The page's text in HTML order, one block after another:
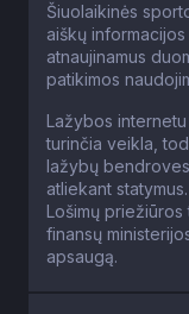
Šiuolaikinės
aiškų
atnaujinamus
patikimos
Lažybos
turinčia veikla,
lažybų
atliekant
Lošimų
finansų
apsaugą.